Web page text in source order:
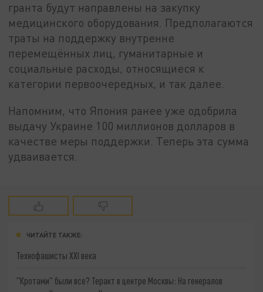
гранта будут направлены на закупку
медицинского оборудования. Предполагаются
траты на поддержку внутренне
перемещённых лиц, гуманитарные и
социальные расходы, относящиеся к
категории первоочередных, и так далее.
Напомним, что Япония ранее уже одобрила
выдачу Украине 100 миллионов долларов в
качестве меры поддержки. Теперь эта сумма
удваивается.
ЧИТАЙТЕ ТАКЖЕ:
Технофашисты XXI века
"Кротами" были все? Теракт в центре Москвы: На генералов